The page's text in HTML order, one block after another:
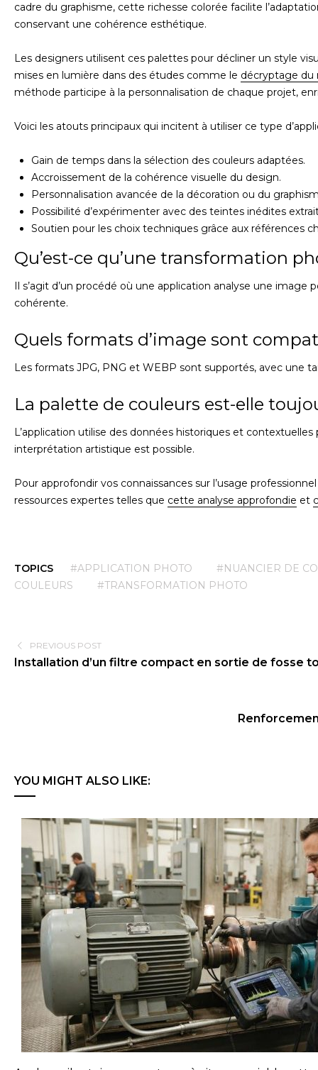
cadre du graphisme, cette richesse colorée facilite
conservant une cohérence esthétique.
Les designers utilisent ces palettes pour décliner un style
mises en lumière dans des études comme le décryptage du
méthode participe à la personnalisation de chaque projet,
Voici les atouts principaux qui incitent à utiliser ce type
Gain de temps dans la sélection des couleurs adaptées.
Accroissement de la cohérence visuelle du design.
Personnalisation avancée de la décoration ou du
Possibilité d’expérimenter avec des teintes inédites
Soutien pour les choix techniques grâce aux références
Qu’est-ce qu’une transformation
Il s’agit d’un procédé où une application analyse une
cohérente.
Quels formats d’image sont
Les formats JPG, PNG et WEBP sont supportés, avec une
La palette de couleurs est-elle
L’application utilise des données historiques et
interprétation artistique est possible.
Pour approfondir vos connaissances sur l’usage
ressources expertes telles que cette analyse approfondie et
TOPICS #APPLICATION PHOTO
#NUANCIER DE
COULEURS
#TRANSFORMATION PHOTO
PREVIOUS POST
Installation d’un filtre compact en sortie de fosse
YOU MIGHT ALSO LIKE: